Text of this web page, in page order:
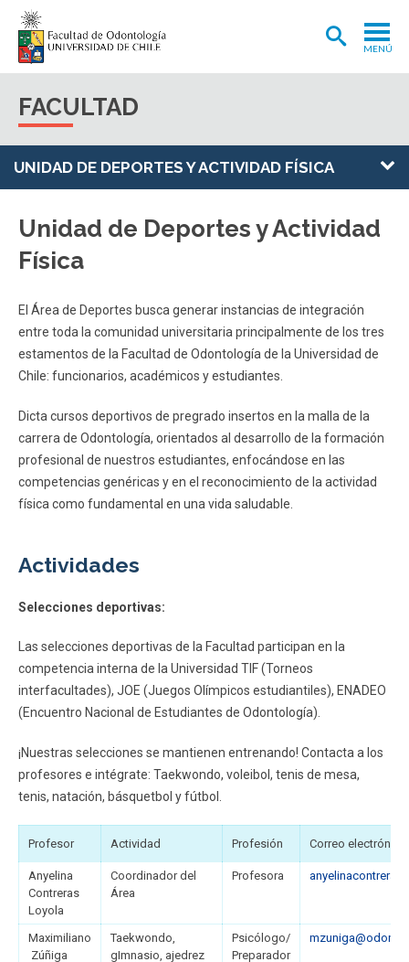
MENÚ
POSTGRADOS Y POSTÍTULOS
EXTENSIÓN
CLÍNICA ODONTOLÓGICA
BIBLIOTECA
FACULTAD
ESTUDIANTES ACADÉMICOS
FUNCIONARIOS EGRESADOS
FACULTAD
UNIDAD DE DEPORTES Y ACTIVIDAD FÍSICA
Unidad de Deportes y Actividad
Física
El Área de Deportes busca generar instancias de integración
entre toda la comunidad universitaria principalmente de los tres
estamentos de la Facultad de Odontología de la Universidad de
Chile: funcionarios, académicos y estudiantes.
Dicta cursos deportivos de pregrado insertos en la malla de la
carrera de Odontología, orientados al desarrollo de la formación
profesional de nuestros estudiantes, enfocándose en las
competencias genéricas y en el reconocimiento de la actividad
física como fundamental en una vida saludable.
Actividades
Selecciones deportivas:
Las selecciones deportivas de la Facultad participan en la
competencia interna de la Universidad TIF (Torneos
interfacultades), JOE (Juegos Olímpicos estudiantiles), ENADEO
(Encuentro Nacional de Estudiantes de Odontología).
¡Nuestras selecciones se mantienen entrenando! Contacta a los
profesores e intégrate: Taekwondo, voleibol, tenis de mesa,
tenis, natación, básquetbol y fútbol.
Profesor Actividad Profesión Correo electrónico
Anyelina
Contreras
Loyola
Coordinador del
Área
Profesora
Maximiliano
Zúñiga
Taekwondo,
gImnasio, ajedrez
Psicólogo/
Preparador